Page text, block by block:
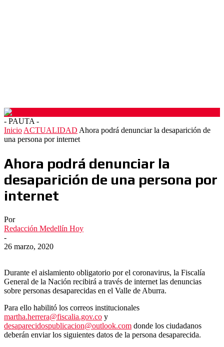
- PAUTA -
Inicio ACTUALIDAD Ahora podrá denunciar la desaparición de
una persona por internet
Ahora podrá denunciar la
desaparición de una persona por
internet
Por
Redacción Medellín Hoy
-
26 marzo, 2020
Durante el aislamiento obligatorio por el coronavirus, la Fiscalía
General de la Nación recibirá a través de internet las denuncias
sobre personas desaparecidas en el Valle de Aburra.
Para ello habilitó los correos institucionales
martha.herrera@fiscalia.gov.co y
desaparecidospublicacion@outlook.com donde los ciudadanos
deberán enviar los siguientes datos de la persona desaparecida.